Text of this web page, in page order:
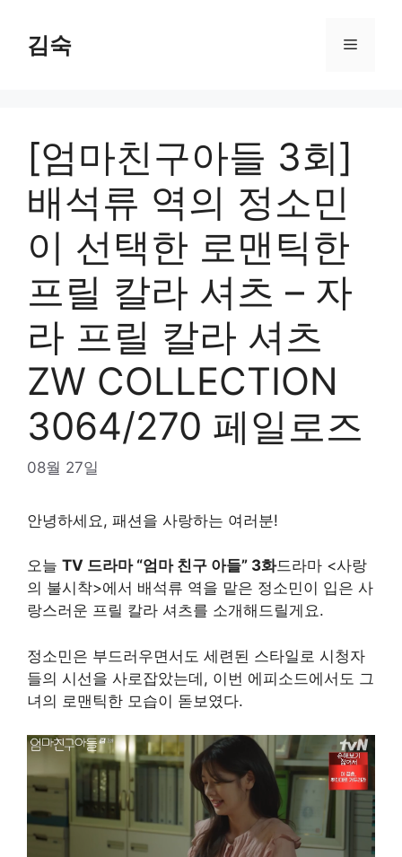
content
김숙 Menu
[엄마친구아들 3회]
배석류 역의 정소민
이 선택한 로맨틱한
프릴 칼라 셔츠 – 자
라 프릴 칼라 셔츠
ZW COLLECTION
3064/270 페일로즈
08월 27일
안녕하세요, 패션을 사랑하는 여러분!
오늘 TV 드라마 “엄마 친구 아들” 3화드라마 <사랑
의 불시착>에서 배석류 역을 맡은 정소민이 입은 사
랑스러운 프릴 칼라 셔츠를 소개해드릴게요.
정소민은 부드러우면서도 세련된 스타일로 시청자
들의 시선을 사로잡았는데, 이번 에피소드에서도 그
녀의 로맨틱한 모습이 돋보였다.